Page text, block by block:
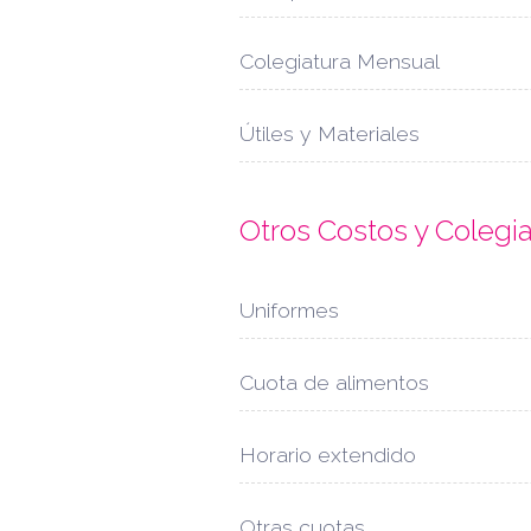
Colegiatura Mensual
Útiles y Materiales
Otros Costos y
Uniformes
Cuota de alimentos
Horario extendido